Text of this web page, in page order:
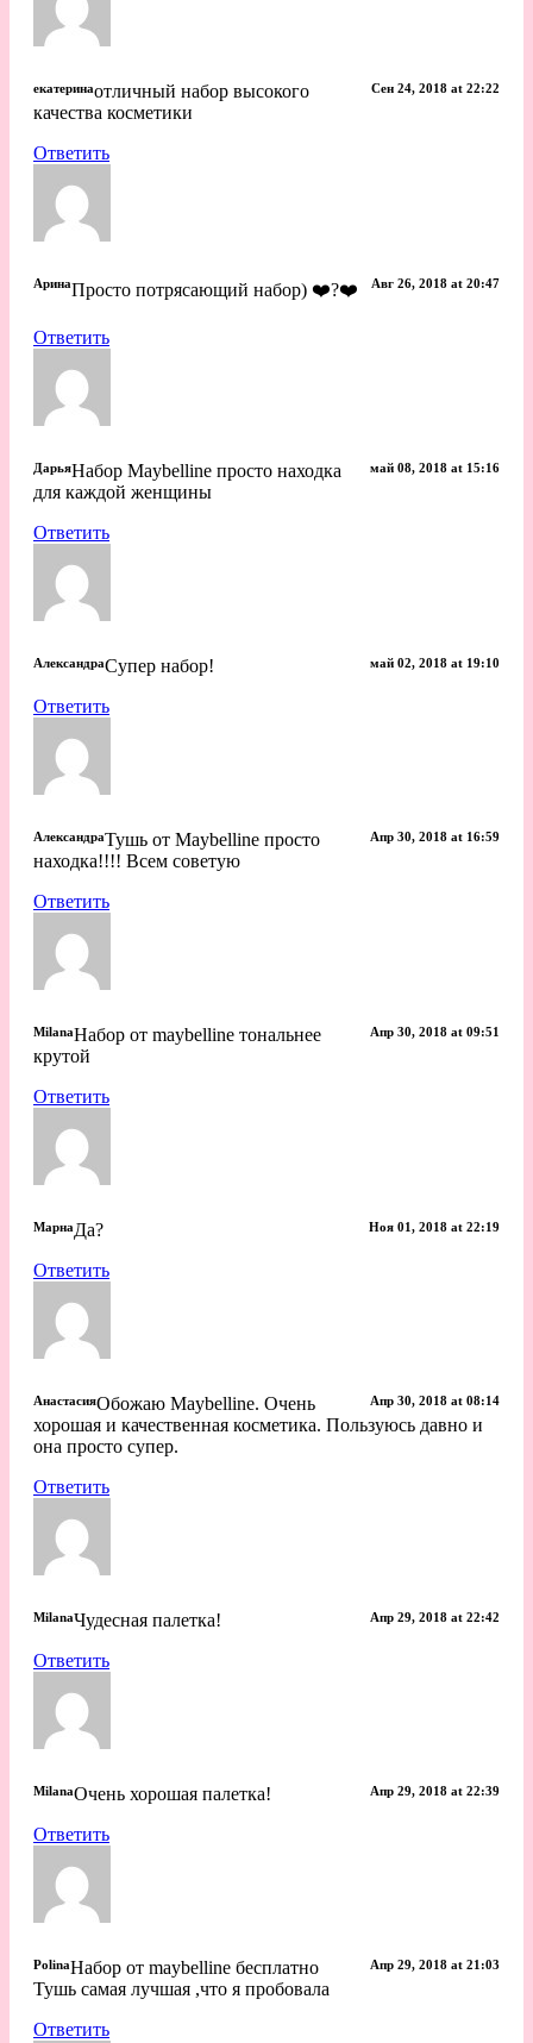
екатерина Сен 24, 2018 at 22:22
отличный набор высокого
качества косметики
Ответить
Арина Авг 26, 2018 at 20:47
Просто потрясающий набор) ❤️?❤️
Ответить
Дарья май 08, 2018 at 15:16
Набор Maybelline просто находка
для каждой женщины
Ответить
Александра май 02, 2018 at 19:10
Супер набор!
Ответить
Александра Апр 30, 2018 at 16:59
Тушь от Maybelline просто
находка!!!! Всем советую
Ответить
Milana Апр 30, 2018 at 09:51
Набор от maybelline тональнее
крутой
Ответить
Марна Ноя 01, 2018 at 22:19
Да?
Ответить
Анастасия Апр 30, 2018 at 08:14
Обожаю Maybelline. Очень
хорошая и качественная косметика. Пользуюсь давно и
она просто супер.
Ответить
Milana Апр 29, 2018 at 22:42
Чудесная палетка!
Ответить
Milana Апр 29, 2018 at 22:39
Очень хорошая палетка!
Ответить
Polina Апр 29, 2018 at 21:03
Набор от maybelline бесплатно
Тушь самая лучшая ,что я пробовала
Ответить